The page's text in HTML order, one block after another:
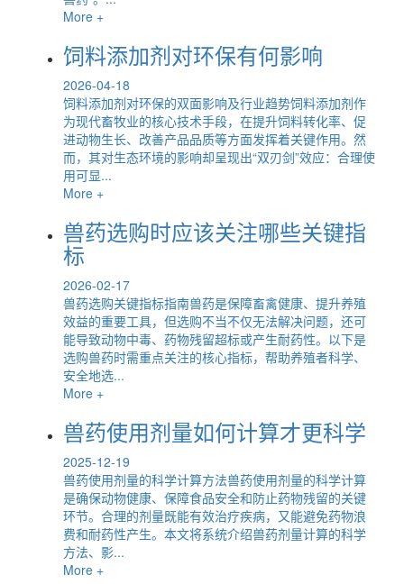
More +
饲料添加剂对环保有何影响
2026-04-18
饲料添加剂对环保的双面影响及行业趋势饲料添加剂作
为现代畜牧业的核心技术手段，在提升饲料转化率、促
进动物生长、改善产品品质等方面发挥着关键作用。然
而，其对生态环境的影响却呈现出“双刃剑”效应：合理使
用可显...
More +
兽药选购时应该关注哪些关键指
标
2026-02-17
兽药选购关键指标指南兽药是保障畜禽健康、提升养殖
效益的重要工具，但选购不当不仅无法解决问题，还可
能导致动物中毒、药物残留超标或产生耐药性。以下是
选购兽药时需重点关注的核心指标，帮助养殖者科学、
安全地选...
More +
兽药使用剂量如何计算才更科学
2025-12-19
兽药使用剂量的科学计算方法兽药使用剂量的科学计算
是确保动物健康、保障食品安全和防止药物残留的关键
环节。合理的剂量既能有效治疗疾病，又能避免药物浪
费和耐药性产生。本文将系统介绍兽药剂量计算的科学
方法、影...
More +